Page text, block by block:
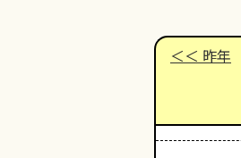
昨年